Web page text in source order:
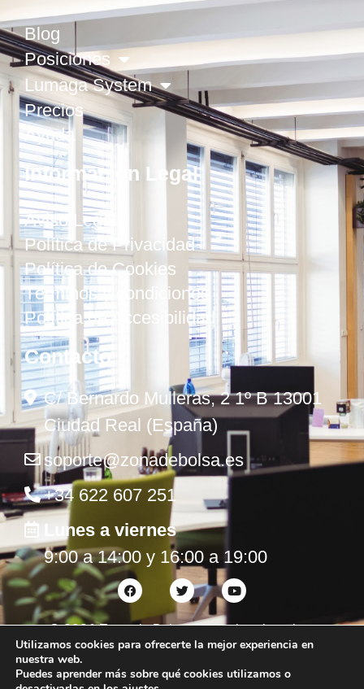
Blog
Posiciones
Lumaga System
Precios
Ayuda
Información Legal
Aviso Legal
Política de Privacidad
Política de Cookies
Términos y condiciones
Política de Accesibilidad
Contacto
C/ Bernardo Mulleras, 2 1º B 13001
Ciudad Real (España)
soporte@zonadebolsa.es
+34 622 607 251
Lunes a viernes
9:00 a 14:00 y 16:00 a 19:00
©2026Zona de Bolsa. Todos los derechos
reservados.
Utilizamos cookies para ofrecerte la mejor experiencia en
nuestra web.
Puedes aprender más sobre qué cookies utilizamos o